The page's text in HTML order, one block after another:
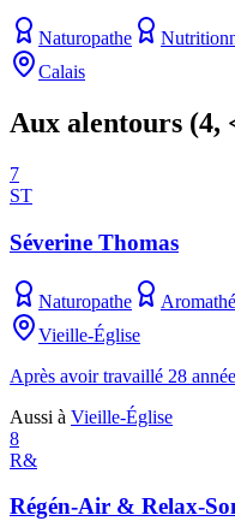
Naturopathe
Calais
Aux alentours (4,
7
ST
Séverine Thomas
Naturopathe
Vieille-Église
Après avoir travaillé 28
Aussi à Vieille-Église
8
R&
Régén-Air & Relax-